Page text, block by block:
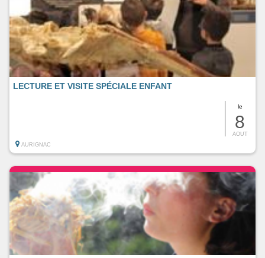
le
8
AOUT
LECTURE ET VISITE SPÉCIALE ENFANT
AURIGNAC